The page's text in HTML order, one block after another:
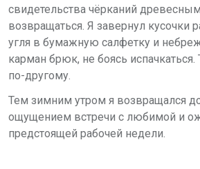
свидетельства чёрканий
возвращаться. Я завернул кусочки
угля в бумажную салфетку и
карман брюк, не боясь испачкаться.
по-другому.
Тем зимним утром я возвращался
ощущением встречи с любимой и
предстоящей рабочей недели.